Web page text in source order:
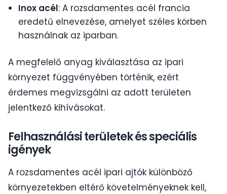
Inox acél: A rozsdamentes acél francia
eredetű elnevezése, amelyet széles körben
használnak az iparban.
A megfelelő anyag kiválasztása az ipari
környezet függvényében történik, ezért
érdemes megvizsgálni az adott területen
jelentkező kihívásokat.
Felhasználási területek és speciális
igények
A rozsdamentes acél ipari ajtók különböző
környezetekben eltérő követelményeknek kell,